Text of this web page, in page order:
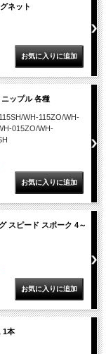
ネット
ップル 各種
WH-115ZO/WH-
015ZO/WH-
スピード スポーク 4～
1本